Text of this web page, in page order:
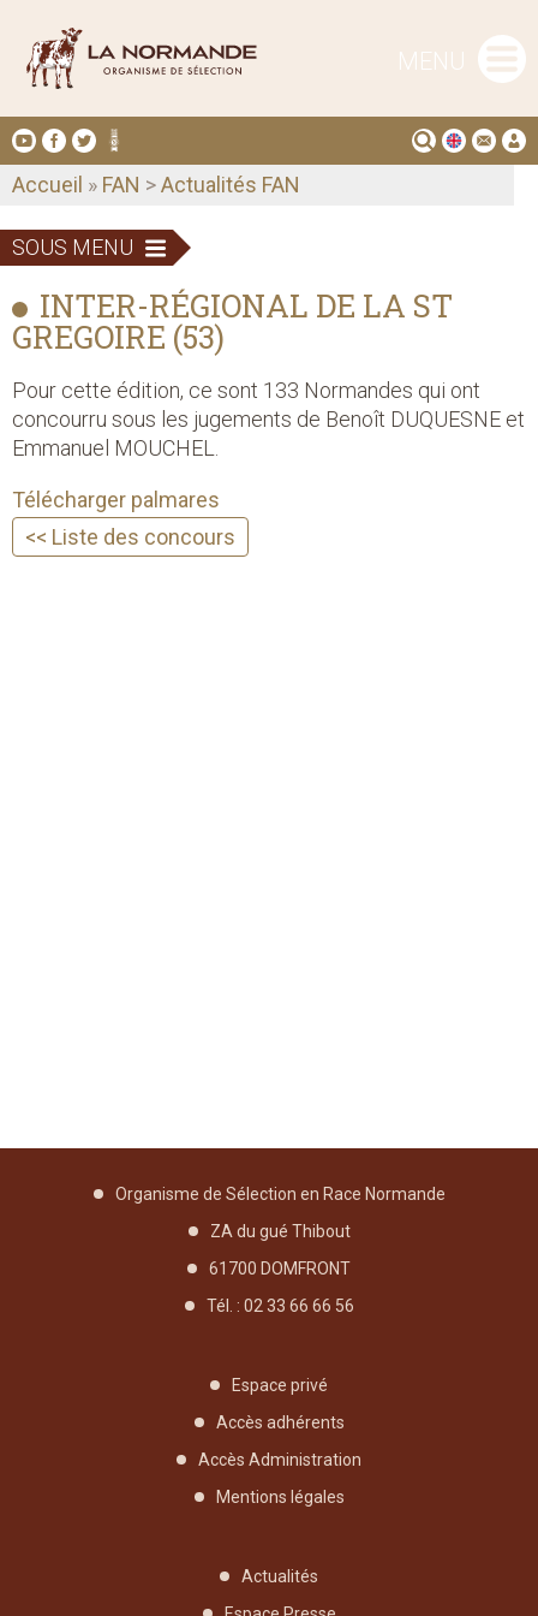
MENU
Accueil » FAN >Actualités FAN
SOUS MENU
INTER-RÉGIONAL DE LA ST
GREGOIRE (53)
Pour cette édition, ce sont 133 Normandes qui ont
concourru sous les jugements de Benoît DUQUESNE et
Emmanuel MOUCHEL.
Télécharger palmares
<< Liste des concours
Organisme de Sélection en Race Normande
ZA du gué Thibout
61700 DOMFRONT
Tél. : 02 33 66 66 56
Espace privé
Accès adhérents
Accès Administration
Mentions légales
Actualités